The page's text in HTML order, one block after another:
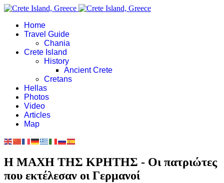
Home
Travel Guide
Chania
Crete Island
History
Ancient Crete
Cretans
Hellas
Photos
Video
Articles
Map
Η ΜΑΧΗ ΤΗΣ ΚΡΗΤΗΣ - Οι πατριώτες
που εκτέλεσαν οι Γερμανοί